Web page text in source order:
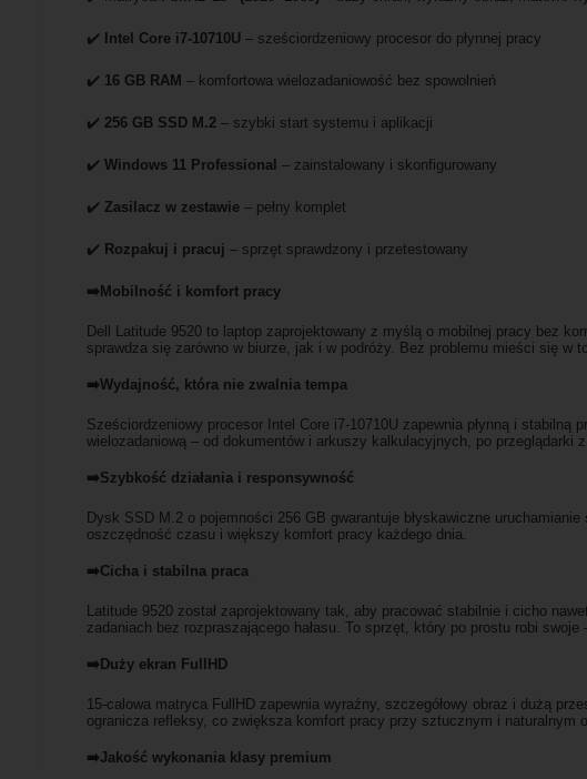
✔️ Intel Core i7-10710U – sześciordzeniowy procesor do płynnej pracy
✔️ 16 GB RAM – komfortowa wielozadaniowość bez spowolnień
✔️ 256 GB SSD M.2 – szybki start systemu i aplikacji
✔️Windows 11 Professional – zainstalowany i skonfigurowany
✔️Zasilacz w zestawie – pełny komplet
✔️ Rozpakuj i pracuj – sprzęt sprawdzony i przetestowany
➡️Mobilność i komfort pracy
Dell Latitude 9520 to laptop zaprojektowany z myślą o mobilnej pracy bez
sprawdza się zarówno w biurze, jak i w podróży. Bez problemu mieści się w
➡️Wydajność, która nie zwalnia tempa
Sześciordzeniowy procesor Intel Core i7-10710U zapewnia płynną i
wielozadaniową – od dokumentów i arkuszy kalkulacyjnych, po
➡️Szybkość działania i responsywność
Dysk SSD M.2 o pojemności 256 GB gwarantuje błyskawiczne
oszczędność czasu i większy komfort pracy każdego dnia.
➡️Cicha i stabilna praca
Latitude 9520 został zaprojektowany tak, aby pracować stabilnie i cicho
zadaniach bez rozpraszającego hałasu. To sprzęt, który po prostu robi swoje
➡️Duży ekran FullHD
15-calowa matryca FullHD zapewnia wyraźny, szczegółowy obraz i dużą
ogranicza refleksy, co zwiększa komfort pracy przy sztucznym i naturalnym
➡️Jakość wykonania klasy premium